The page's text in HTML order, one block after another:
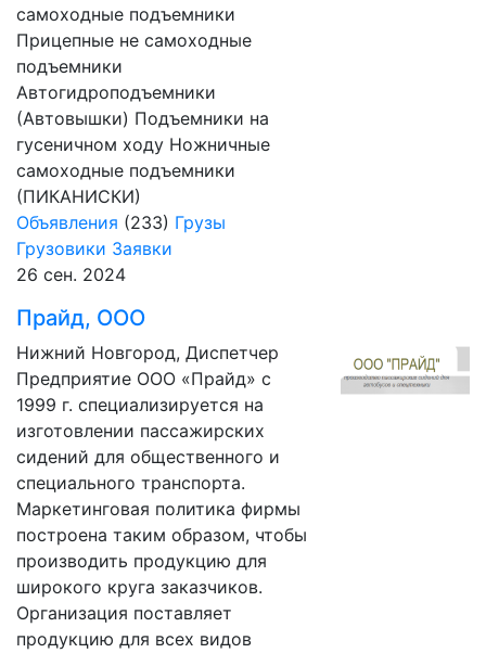
самоходные подъемники
Прицепные не самоходные
подъемники
Автогидроподъемники
(Автовышки) Подъемники на
гусеничном ходу Ножничные
самоходные подъемники
(ПИКАНИСКИ)
Объявления (233) Грузы
Грузовики Заявки
26 сен. 2024
Прайд, ООО
Нижний Новгород, Диспетчер
Предприятие ООО «Прайд» с
1999 г. специализируется на
изготовлении пассажирских
сидений для общественного и
специального транспорта.
Маркетинговая политика фирмы
построена таким образом, чтобы
производить продукцию для
широкого круга заказчиков.
Организация поставляет
продукцию для всех видов